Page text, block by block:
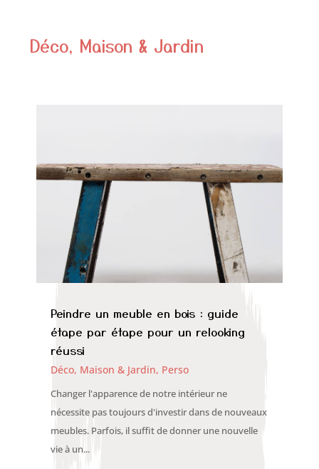
Déco, Maison & Jardin
Peindre un meuble en bois : guide
étape par étape pour un relooking
réussi
Déco, Maison & Jardin, Perso
Changer l'apparence de notre intérieur ne
nécessite pas toujours d'investir dans de nouveaux
meubles. Parfois, il suffit de donner une nouvelle
vie à un...